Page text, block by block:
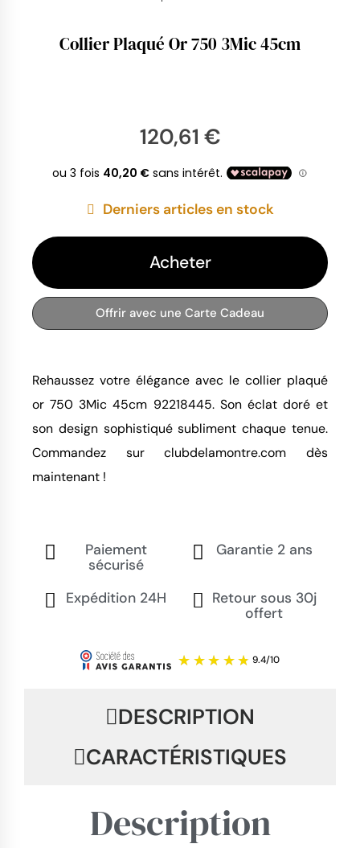
Collier Plaqué Or 750 3Mic 45cm
120,61 €
Derniers articles en stock
Acheter
Offrir avec une Carte Cadeau
Rehaussez votre élégance avec le collier plaqué
or 750 3Mic 45cm 92218445. Son éclat doré et
son design sophistiqué subliment chaque tenue.
Commandez sur clubdelamontre.com dès
maintenant !
Paiement
sécurisé
Garantie 2 ans
Expédition 24H
Retour sous 30j
offert
DESCRIPTION
CARACTÉRISTIQUES
Description